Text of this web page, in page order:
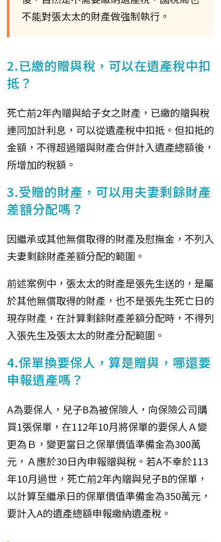
不能對張太太的財產做強制執行。
2.已繳的贈與稅，可以在遺產稅中扣
抵？
死亡前2年內贈與給子女之財產，已繳的贈與稅
連同加計利息，可以從遺產稅中扣抵。但扣抵的
金額，不得超過贈與財產合併計入遺產總額後，
所增加的稅額。
3.受贈的財產，可以用夫妻剩餘財產
差額分配嗎？
因繼承或其他無償取得的財產及慰撫金，不列入
夫妻剩餘財產差額分配的範圍。
前述案例中，張太太的財產是張先生送的，是屬
於其他無償取得的財產，也不是張先生死亡日的
現存財產，在計算剩餘財產差額分配時，不得列
入張先生及張太太的財產分配範圍。
4.保單換要保人，算是贈與，哪還要
申報遺產嗎？
A為要保人，兒子B為被保險人，向保險公司購
買1張保單，在112年10月將保單的要保人Ａ變
更為Ｂ，變更當日之保單價值準備金為300萬
元，Ａ應於30日內申報贈與稅。若A不幸於113
年10月過世，死亡前2年內贈與兒子B的保單，
以計算至繼承日的保單價值準備金為350萬元，
要計入A的遺產總額申報繳納遺產稅。